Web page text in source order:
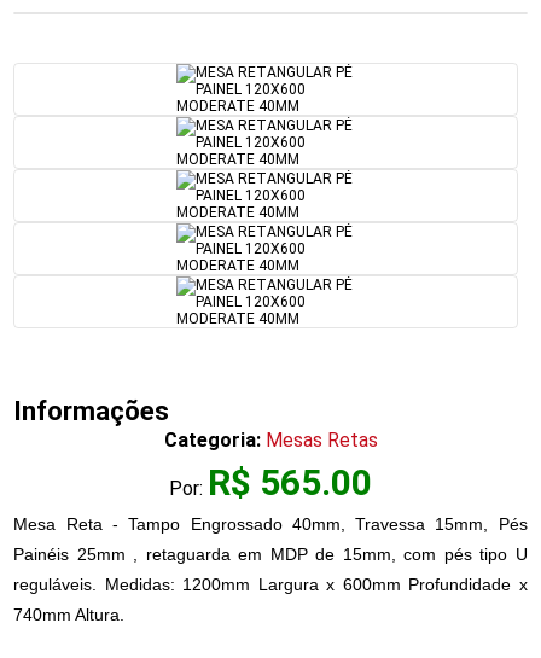
Informações
Categoria: Mesas Retas
Por: R$ 565.00
Mesa Reta - Tampo Engrossado 40mm, Travessa 15mm, Pés
Painéis 25mm , retaguarda em MDP de 15mm, com pés tipo U
reguláveis. Medidas: 1200mm Largura x 600mm Profundidade x
740mm Altura.